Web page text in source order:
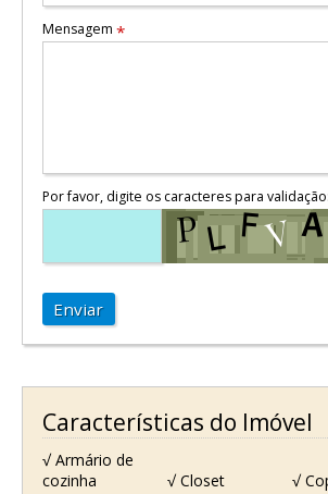
Mensagem *
Por favor, digite os caracteres para validação:
Enviar
Características do Imóvel
√ Armário de
cozinha
√ Closet
√